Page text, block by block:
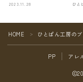
2023.11.28 ひと
HOME ＞ ひとぱん工房の
PP アレ